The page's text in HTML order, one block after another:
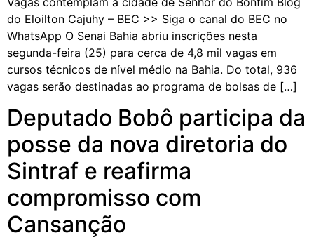
do Eloilton Cajuhy – BEC >> Siga o canal do BEC no
WhatsApp O Senai Bahia abriu inscrições nesta
segunda-feira (25) para cerca de 4,8 mil vagas em
cursos técnicos de nível médio na Bahia. Do total, 936
vagas serão destinadas ao programa de bolsas de […]
Deputado Bobô participa da
posse da nova diretoria do
Sintraf e reafirma
compromisso com
Cansanção